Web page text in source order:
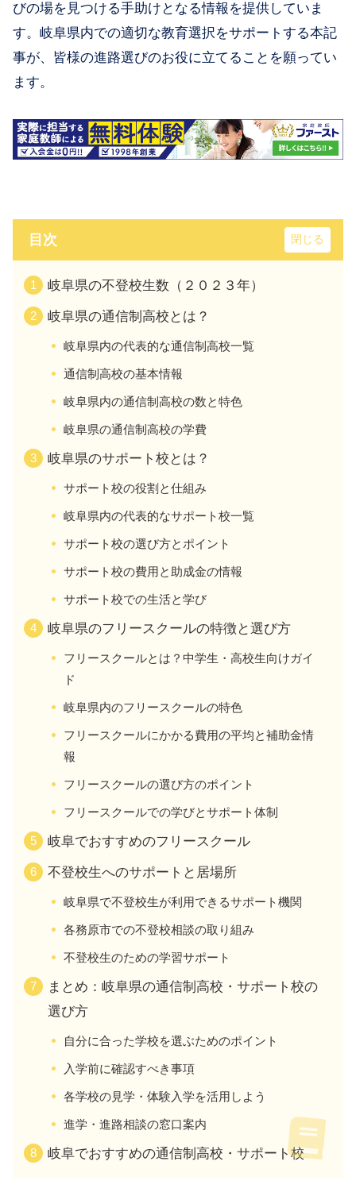
びの場を見つける手助けとなる情報を提供していま
す。岐阜県内での適切な教育選択をサポートする本記
事が、皆様の進路選びのお役に立てることを願ってい
ます。
目次
岐阜県の不登校生数（２０２３年）
岐阜県の通信制高校とは？
岐阜県内の代表的な通信制高校一覧
通信制高校の基本情報
岐阜県内の通信制高校の数と特色
岐阜県の通信制高校の学費
岐阜県のサポート校とは？
サポート校の役割と仕組み
岐阜県内の代表的なサポート校一覧
サポート校の選び方とポイント
サポート校の費用と助成金の情報
サポート校での生活と学び
岐阜県のフリースクールの特徴と選び方
フリースクールとは？中学生・高校生向けガイ
ド
岐阜県内のフリースクールの特色
フリースクールにかかる費用の平均と補助金情
報
フリースクールの選び方のポイント
フリースクールでの学びとサポート体制
岐阜でおすすめのフリースクール
不登校生へのサポートと居場所
岐阜県で不登校生が利用できるサポート機関
各務原市での不登校相談の取り組み
不登校生のための学習サポート
まとめ：岐阜県の通信制高校・サポート校の
選び方
自分に合った学校を選ぶためのポイント
入学前に確認すべき事項
各学校の見学・体験入学を活用しよう
進学・進路相談の窓口案内
岐阜でおすすめの通信制高校・サポート校